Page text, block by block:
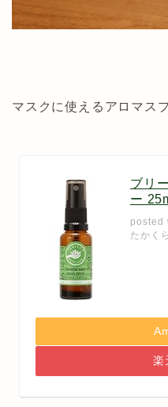
マスクに使えるアロマス
ブリ
ー
posted
たかく
楽